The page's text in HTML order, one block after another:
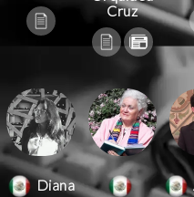
Cruz
Diana